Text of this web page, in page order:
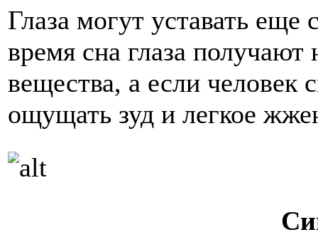
Глаза могут уставать
время сна глаза
вещества, а если человек
ощущать зуд и легкое